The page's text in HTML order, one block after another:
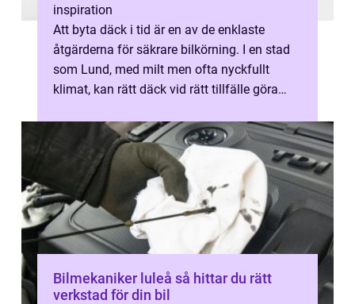
inspiration
Att byta däck i tid är en av de enklaste
åtgärderna för säkrare bilkörning. I en stad
som Lund, med milt men ofta nyckfullt
klimat, kan rätt däck vid rätt tillfälle göra
Bilmekaniker luleå så hittar du rätt
verkstad för din bil